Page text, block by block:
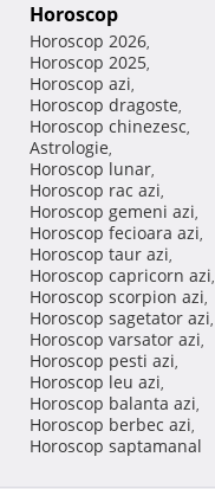
Horoscop
Horoscop 2026,
Horoscop 2025,
Horoscop azi,
Horoscop dragoste,
Horoscop chinezesc,
Astrologie,
Horoscop lunar,
Horoscop rac azi,
Horoscop gemeni azi,
Horoscop fecioara azi,
Horoscop taur azi,
Horoscop capricorn azi,
Horoscop scorpion azi,
Horoscop sagetator azi,
Horoscop varsator azi,
Horoscop pesti azi,
Horoscop leu azi,
Horoscop balanta azi,
Horoscop berbec azi,
Horoscop saptamanal